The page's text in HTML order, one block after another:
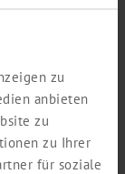
zu
anbieten
zu
zu Ihrer
für soziale